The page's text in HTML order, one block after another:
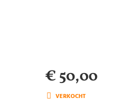
VERKOCHT
€ 50,00